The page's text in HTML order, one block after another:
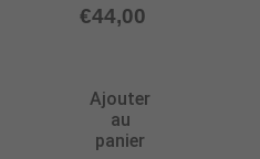
€44,00
Ajouter
au
panier